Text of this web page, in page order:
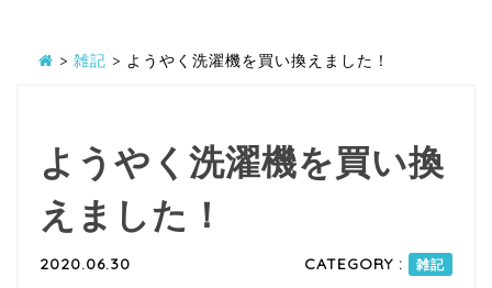
> 雑記 > ようやく洗濯機を買い換えました！
ようやく洗濯機を買い換
えました！
2020.06.30 CATEGORY : 雑記